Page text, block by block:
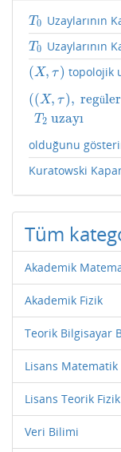
T0
T0 Uzaylarının
T0
T0 Uzaylarının
(X, τ)
(X,τ) topolojik
((X, τ), regüler
T2 uzayı
((X τ),
olduğunu
Kuratowski
Tüm
Akademik
Akademik Fizik
Teorik Bilgisayar
Lisans Matematik
Lisans Teorik Fizik
Veri Bilimi